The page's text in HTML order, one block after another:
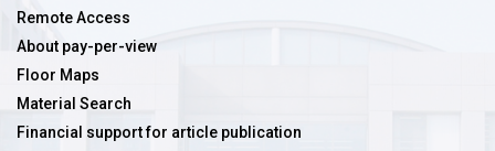
Remote Access
About pay-per-view
Floor Maps
Material Search
Financial support for article publication